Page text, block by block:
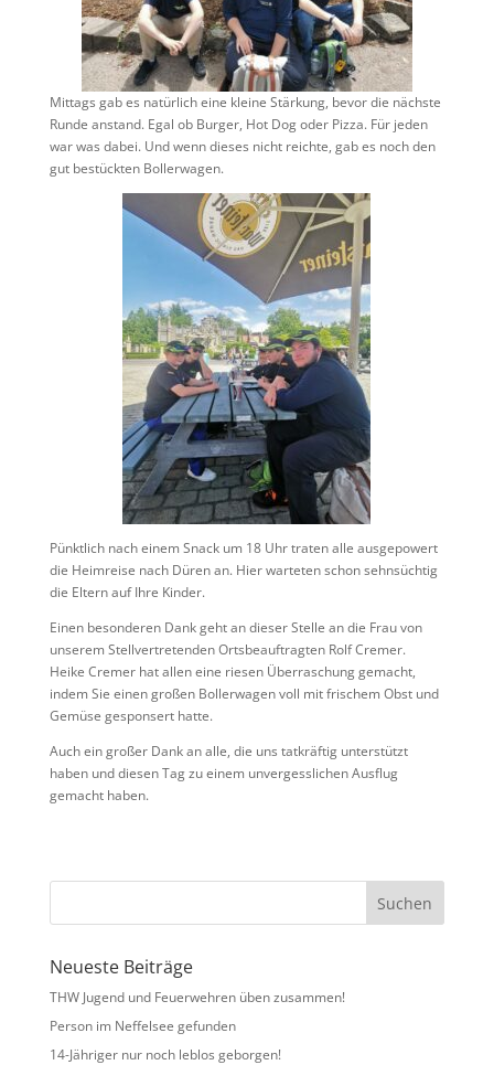
Mittags gab es natürlich eine kleine Stärkung, bevor die nächste
Runde anstand. Egal ob Burger, Hot Dog oder Pizza. Für jeden
war was dabei. Und wenn dieses nicht reichte, gab es noch den
gut bestückten Bollerwagen.
Pünktlich nach einem Snack um 18 Uhr traten alle ausgepowert
die Heimreise nach Düren an. Hier warteten schon sehnsüchtig
die Eltern auf Ihre Kinder.
Einen besonderen Dank geht an dieser Stelle an die Frau von
unserem Stellvertretenden Ortsbeauftragten Rolf Cremer.
Heike Cremer hat allen eine riesen Überraschung gemacht,
indem Sie einen großen Bollerwagen voll mit frischem Obst und
Gemüse gesponsert hatte.
Auch ein großer Dank an alle, die uns tatkräftig unterstützt
haben und diesen Tag zu einem unvergesslichen Ausflug
gemacht haben.
Neueste Beiträge
THW Jugend und Feuerwehren üben zusammen!
Person im Neffelsee gefunden
14-Jähriger nur noch leblos geborgen!